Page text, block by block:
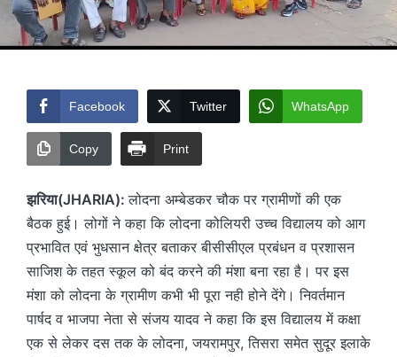
Facebook Twitter WhatsApp
Copy Print
झरिया(JHARIA):लोदना अम्बेडकर चौक पर ग्रामीणों की एक
बैठक हुई। लोगों ने कहा कि लोदना कोलियरी उच्च विद्यालय को आग
प्रभावित एवं भुधसान क्षेत्र बताकर बीसीसीएल प्रबंधन व प्रशासन
साजिश के तहत स्कूल को बंद करने की मंशा बना रहा है। पर इस
मंशा को लोदना के ग्रामीण कभी भी पूरा नही होने देंगे। निवर्तमान
पार्षद व भाजपा नेता से संजय यादव ने कहा कि इस विद्यालय में कक्षा
एक से लेकर दस तक के लोदना, जयरामपुर, तिसरा समेत सुदूर इलाके